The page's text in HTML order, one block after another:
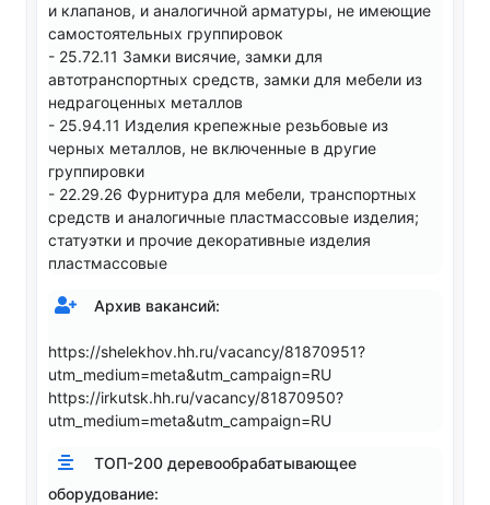
и клапанов, и аналогичной арматуры, не имеющие
самостоятельных группировок
- 25.72.11 Замки висячие, замки для
автотранспортных средств, замки для мебели из
недрагоценных металлов
- 25.94.11 Изделия крепежные резьбовые из
черных металлов, не включенные в другие
группировки
- 22.29.26 Фурнитура для мебели, транспортных
средств и аналогичные пластмассовые изделия;
статуэтки и прочие декоративные изделия
пластмассовые
Архив вакансий:
https://shelekhov.hh.ru/vacancy/81870951?
utm_medium=meta&utm_campaign=RU
https://irkutsk.hh.ru/vacancy/81870950?
utm_medium=meta&utm_campaign=RU
ТОП-200 деревообрабатывающее
оборудование: